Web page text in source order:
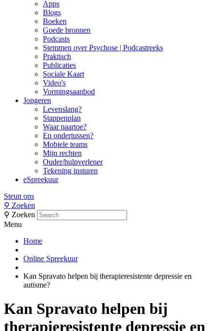
Apps
Blogs
Boeken
Goede bronnen
Podcasts
Stemmen over Psychose | Podcastreeks
Praktisch
Publicaties
Sociale Kaart
Video's
Vormingsaanbod
Jongeren
Levenslang?
Stappenplan
Waar naartoe?
En ondertussen?
Mobiele teams
Mijn rechten
Ouder/hulpverlener
Tekening insturen
eSpreekuur
Steun ons
⚲ Zoeken
⚲ Zoeken
Menu
Home
Online Spreekuur
Kan Spravato helpen bij therapieresistente depressie en
autisme?
Kan Spravato helpen bij
therapieresistente depressie en